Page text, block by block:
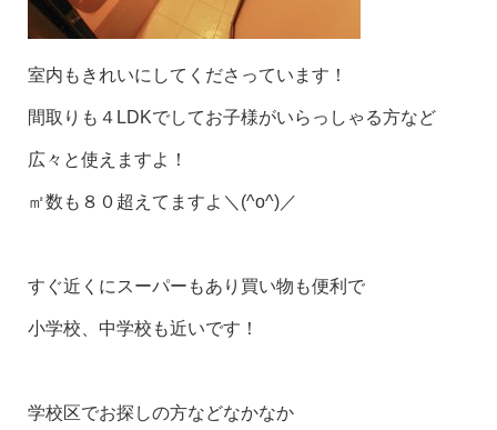
室内もきれいにしてくださっています！
間取りも４LDKでしてお子様がいらっしゃる方など
広々と使えますよ！
㎡数も８０超えてますよ＼(^o^)／
すぐ近くにスーパーもあり買い物も便利で
小学校、中学校も近いです！
学校区でお探しの方などなかなか